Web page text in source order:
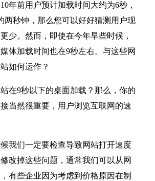
年前用户预计加载时间大约为6秒，
两秒钟，那么您可以好好猜测用户现
少。然而，即使在今年早些时候，
体加载时间也在9秒左右。与这些网
如何运作？
9秒以下的桌面加载？那么，你的
当然很重要，用户浏览互联网的速
们一定要检查导致网站打开速度
改掉这些问题，通常我们可以从网
有些企业因为考虑到价格原因在制